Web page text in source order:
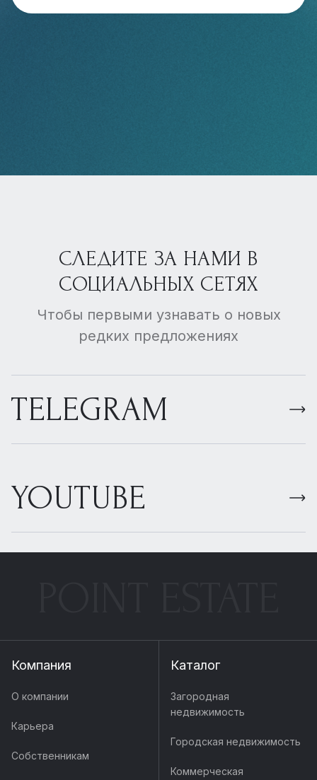
СЛЕДИТЕ ЗА НАМИ В
СОЦИАЛЬНЫХ СЕТЯХ
Чтобы первыми узнавать о новых
редких предложениях
TELEGRAM
YOUTUBE
Компания
О компании
Карьера
Собственникам
Каталог
Загородная
недвижимость
Городская недвижимость
Коммерческая